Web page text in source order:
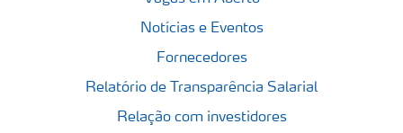
Notícias e Eventos
Fornecedores
Relatório de Transparência Salarial
Relação com investidores